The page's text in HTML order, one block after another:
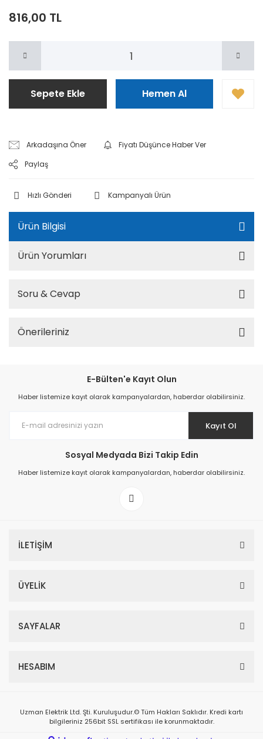
816,00 TL
Sepete Ekle Hemen Al
Arkadaşına Öner
Fiyatı Düşünce Haber Ver
Paylaş
Hızlı Gönderi Kampanyalı Ürün
Ürün Bilgisi
Ürün Yorumları
Soru & Cevap
Önerileriniz
E-Bülten'e Kayıt Olun
Haber listemize kayıt olarak kampanyalardan, haberdar olabilirsiniz.
Kayıt Ol
Sosyal Medyada Bizi Takip Edin
Haber listemize kayıt olarak kampanyalardan, haberdar olabilirsiniz.
İLETİŞİM
ÜYELİK
SAYFALAR
HESABIM
Uzman Elektrik Ltd. Şti. Kuruluşudur.© Tüm Hakları Saklıdır. Kredi kartı
bilgileriniz 256bit SSL sertifikası ile korunmaktadır.